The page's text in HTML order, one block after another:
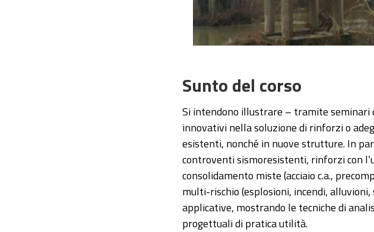
Sunto del corso
Si intendono illustrare – tramite seminari
innovativi nella soluzione di rinforzi o
esistenti, nonché in nuove strutture. In
controventi sismoresistenti, rinforzi con
consolidamento miste (acciaio c.a.,
multi-rischio (esplosioni, incendi,
applicative, mostrando le tecniche di
progettuali di pratica utilità.